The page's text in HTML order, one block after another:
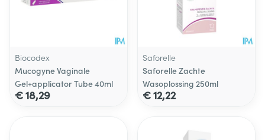
Biocodex
Mucogyne Vaginale
Gel+applicator Tube 40ml
€ 18,29
Saforelle
Saforelle Zachte
Wasoplossing 250ml
€ 12,22